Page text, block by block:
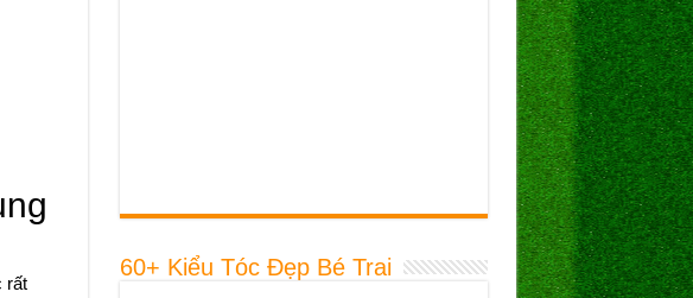
rất
60+ Kiểu Tóc Đẹp Bé Trai